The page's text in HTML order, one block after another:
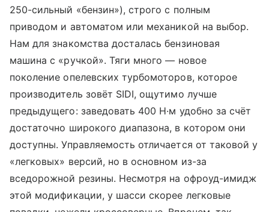
250-сильный «бензин»), строго с полным
приводом и автоматом или механикой на выбор.
Нам для знакомства досталась бензиновая
машина с «ручкой». Тяги много — новое
поколение опелевских турбомоторов, которое
производитель зовёт SIDI, ощутимо лучше
предыдущего: заведовать 400 Н·м удобно за счёт
достаточно широкого диапазона, в котором они
доступны. Управляемость отличается от таковой у
«легковых» версий, но в основном из-за
вседорожной резины. Несмотря на офроуд-имидж
этой модификации, у шасси скорее легковые